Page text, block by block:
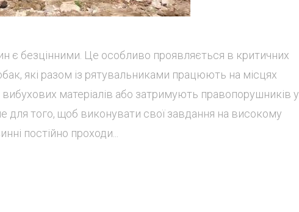
є безцінними. Це особливо проявляється в критичних
які разом із рятувальниками працюють на місцях
матеріалів або затримують правопорушників у
для того, щоб виконувати свої завдання на високому
постійно проходи...